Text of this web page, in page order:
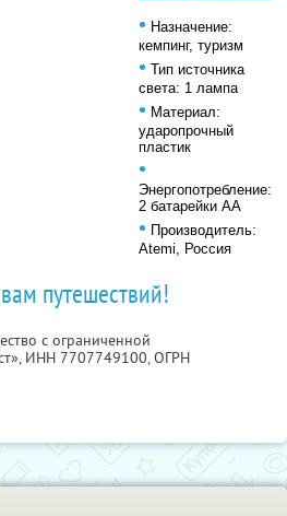
• Назначение:
кемпинг, туризм
• Тип источника
света: 1 лампа
• Материал:
ударопрочный
пластик
•
Энергопотребление:
2 батарейки АА
• Производитель:
Atemi, Россия
путешествий!
с ограниченной
ИНН 7707749100, ОГРН